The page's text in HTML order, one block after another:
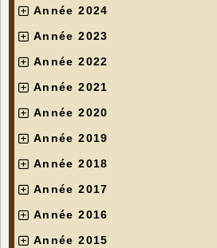
Année 2024
Année 2023
Année 2022
Année 2021
Année 2020
Année 2019
Année 2018
Année 2017
Année 2016
Année 2015